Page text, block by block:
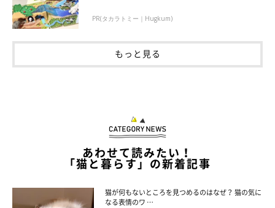
事をするときはできるだけ笑顔で答えてあげる
PR(タカラトミー｜Hugkum)
もっと見る
あわせて読みたい！
「猫と暮らす」の新着記事
猫が何もないところを見つめるのはなぜ？ 猫の気に
なる表情のワ …